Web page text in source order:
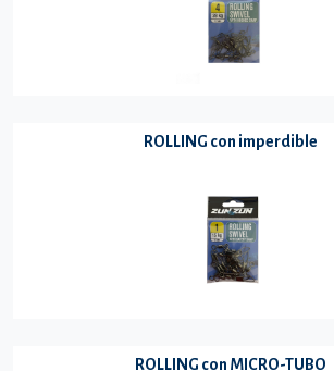
ROLLING con imperdible
ROLLING con MICRO-TUBO